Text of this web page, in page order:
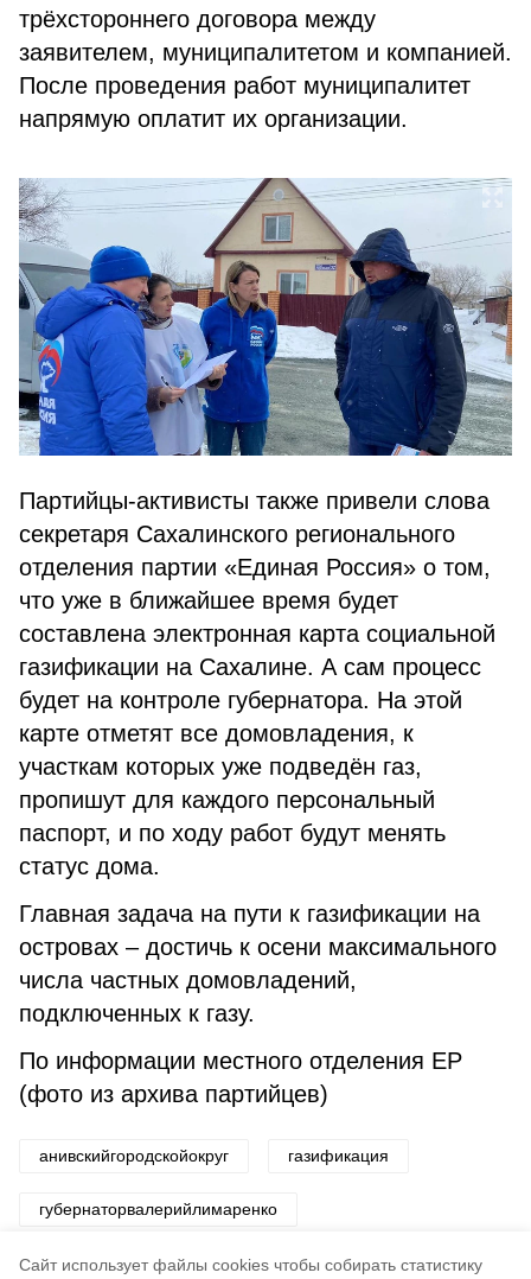
Cайт использует файлы cookies чтобы собирать статистику
трёхстороннего договора между
заявителем, муниципалитетом и компанией.
После проведения работ муниципалитет
напрямую оплатит их организации.
Партийцы-активисты также привели слова
секретаря Сахалинского регионального
отделения партии «Единая Россия» о том,
что уже в ближайшее время будет
составлена электронная карта социальной
газификации на Сахалине. А сам процесс
будет на контроле губернатора. На этой
карте отметят все домовладения, к
участкам которых уже подведён газ,
пропишут для каждого персональный
паспорт, и по ходу работ будут менять
статус дома.
Главная задача на пути к газификации на
островах – достичь к осени максимального
числа частных домовладений,
подключенных к газу.
По информации местного отделения ЕР
(фото из архива партийцев)
анивскийгородскойокруг газификация
губернаторвалерийлимаренко
алексейплотников единаяроссия